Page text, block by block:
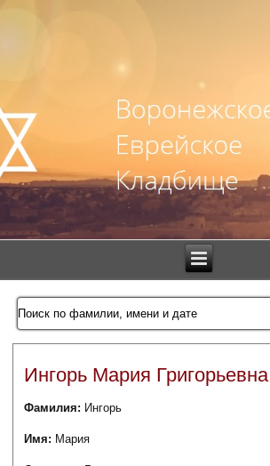
Ингорь Мария Григорьевна
Фамилия: Ингорь
Имя: Мария